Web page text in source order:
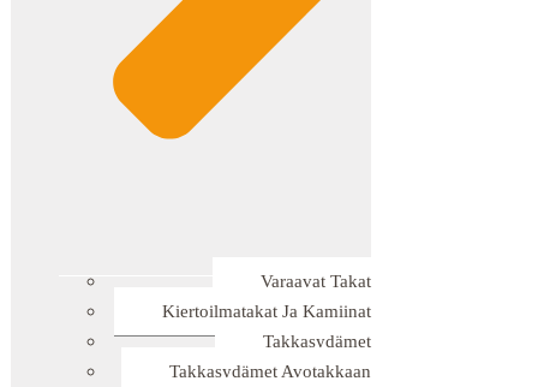
Varaavat Takat
Kiertoilmatakat Ja Kamiinat
Takkasydämet
Takkasydämet Avotakkaan